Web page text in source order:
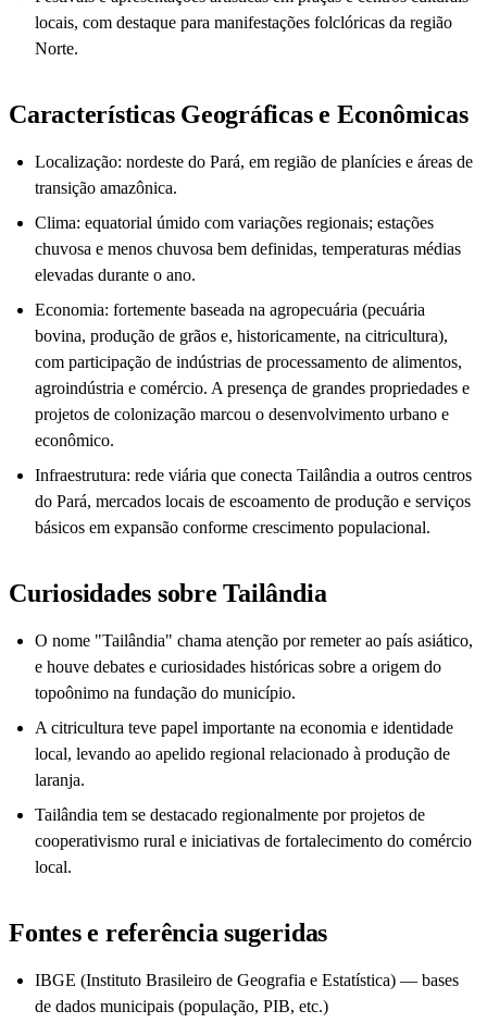
locais, com destaque para manifestações folclóricas da região
Norte.
Características Geográficas e Econômicas
Localização: nordeste do Pará, em região de planícies e áreas de
transição amazônica.
Clima: equatorial úmido com variações regionais; estações
chuvosa e menos chuvosa bem definidas, temperaturas médias
elevadas durante o ano.
Economia: fortemente baseada na agropecuária (pecuária
bovina, produção de grãos e, historicamente, na citricultura),
com participação de indústrias de processamento de alimentos,
agroindústria e comércio. A presença de grandes propriedades e
projetos de colonização marcou o desenvolvimento urbano e
econômico.
Infraestrutura: rede viária que conecta Tailândia a outros centros
do Pará, mercados locais de escoamento de produção e serviços
básicos em expansão conforme crescimento populacional.
Curiosidades sobre Tailândia
O nome "Tailândia" chama atenção por remeter ao país asiático,
e houve debates e curiosidades históricas sobre a origem do
topoônimo na fundação do município.
A citricultura teve papel importante na economia e identidade
local, levando ao apelido regional relacionado à produção de
laranja.
Tailândia tem se destacado regionalmente por projetos de
cooperativismo rural e iniciativas de fortalecimento do comércio
local.
Fontes e referência sugeridas
IBGE (Instituto Brasileiro de Geografia e Estatística) — bases
de dados municipais (população, PIB, etc.)